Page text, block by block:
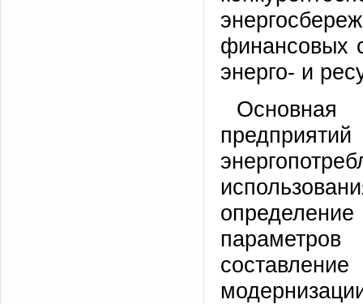
финансовых
энерго- и